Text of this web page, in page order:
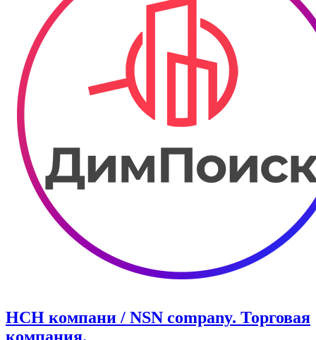
НСН компани / NSN company. ​Торговая
компания.